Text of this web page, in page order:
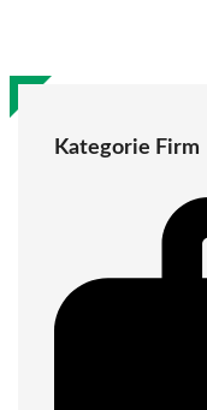
Kategorie Firm